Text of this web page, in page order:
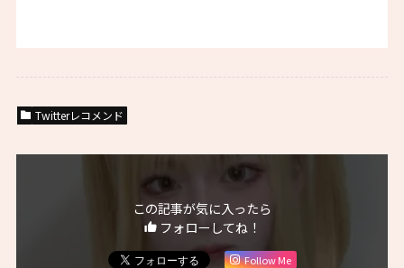
Twitterレコメンド
この記事が気に入ったら
フォローしてね！
Follow Me